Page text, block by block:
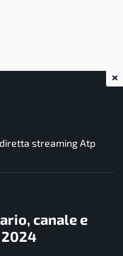
streaming Atp
canale e
×